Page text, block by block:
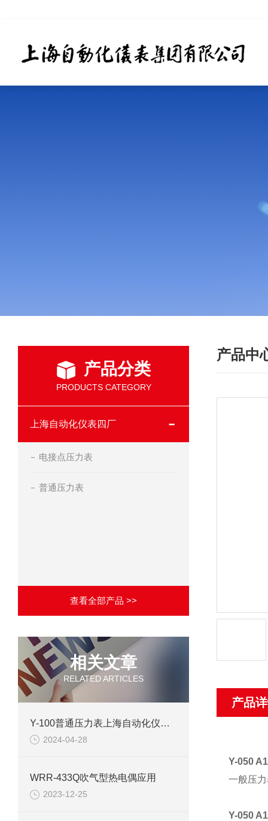
产品分类
PRODUCTS CATEGORY
上海自动化仪表四厂
电接点压力表
普通压力表
查看全部产品 >>
相关文章
RELATED ARTICLES
Y-100普通压力表上海自动化仪表四厂产品介绍
2024-04-28
WRR-433Q吹气型热电偶应用
2023-12-25
产品中
产品
Y-050
一般压
Y-050